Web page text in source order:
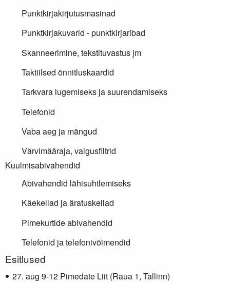
Punktkirjakirjutusmasinad
Punktkirjakuvarid - punktkirjaribad
Skanneerimine, tekstituvastus jm
Taktiilsed õnnitluskaardid
Tarkvara lugemiseks ja suurendamiseks
Telefonid
Vaba aeg ja mängud
Värvimääraja, valgusfiltrid
Kuulmisabivahendid
Abivahendid lähisuhtlemiseks
Käekellad ja äratuskellad
Pimekurtide abivahendid
Telefonid ja telefonivõimendid
Lisainfo
Esitlused
aug 9-12 Pimedate Liit (Raua 1, Tallinn)